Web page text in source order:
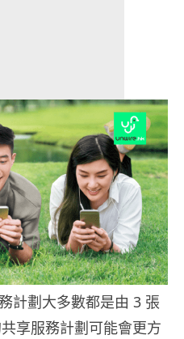
計劃大多數都是由 3 張
享服務計劃可能會更方